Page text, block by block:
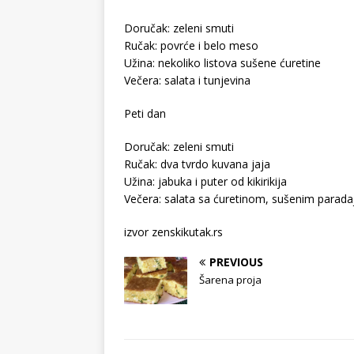
Doručak: zeleni smuti
Ručak: povrće i belo meso
Užina: nekoliko listova sušene ćuretine
Večera: salata i tunjevina
Peti dan
Doručak: zeleni smuti
Ručak: dva tvrdo kuvana jaja
Užina: jabuka i puter od kikirikija
Večera: salata sa ćuretinom, sušenim
izvor zenskikutak.rs
PREVIOUS
Šarena proja